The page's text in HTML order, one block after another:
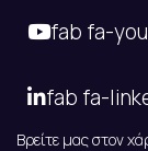
fab fa-
fab fa-
Βρείτε μας στον